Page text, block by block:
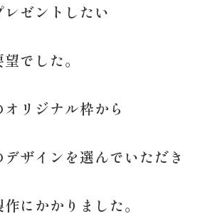
ゼントしたい
でした。
オリジナル枠から
デザインを選んでいただき
にかかりました。